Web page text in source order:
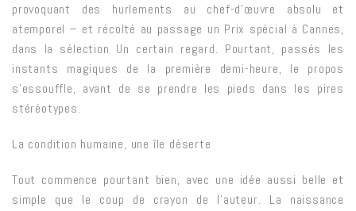
provoquant des hurlements au chef-d’œuvre absolu et
atemporel – et récolté au passage un Prix spécial à Cannes,
dans la sélection Un certain regard. Pourtant, passés les
instants magiques de la première demi-heure, le propos
s’essouffle, avant de se prendre les pieds dans les pires
stéréotypes.
La condition humaine, une île déserte
Tout commence pourtant bien, avec une idée aussi belle et
simple que le coup de crayon de l’auteur. La naissance